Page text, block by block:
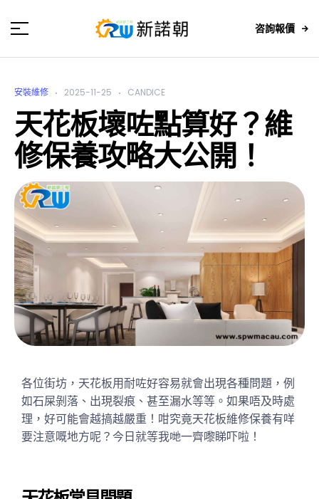
咨詢報價
安裝維修 2025-11-25 CANDICE
天花板壞咗點算好？維
修保養攻略大公開！
各位街坊，天花板用耐咗好容易就會出現各種問題，例
如石屎剝落、出現裂痕、甚至漏水等等。如果唔及時處
理，好可能會越搞越嚴重！咁究竟天花板維修保養有咩
要注意嘅地方呢？今日就等我哋一齊嚟睇吓啦！